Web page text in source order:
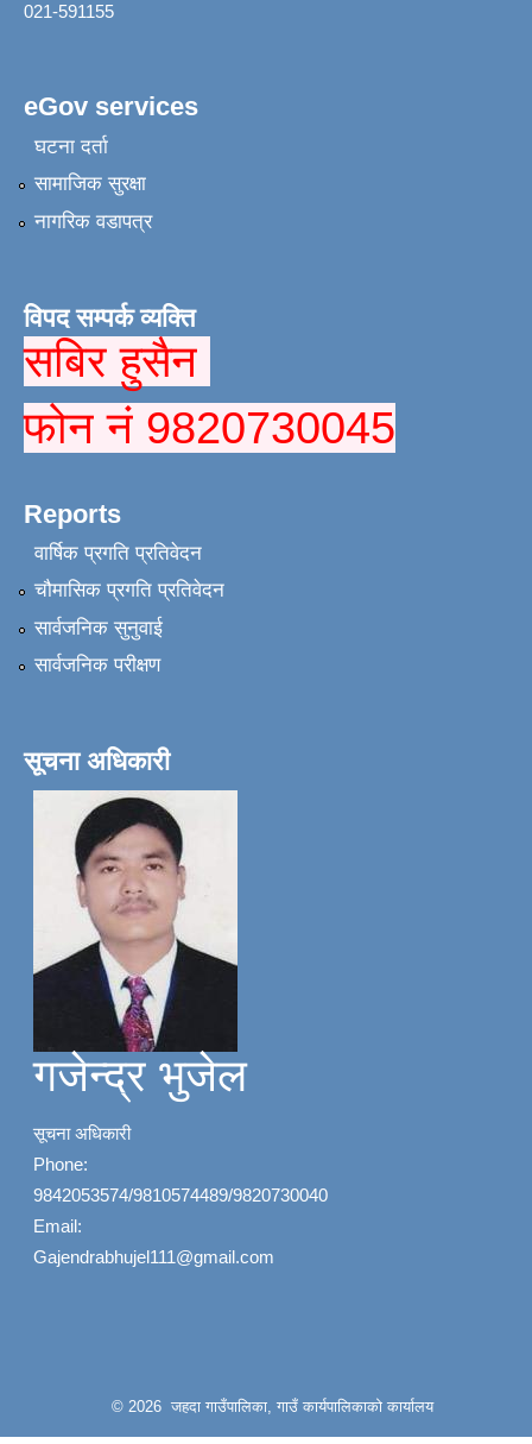
021-591155
eGov services
घटना दर्ता
सामाजिक सुरक्षा
नागरिक वडापत्र
विपद सम्पर्क व्यक्ति
सबिर हुसैन
फोन नं 9820730045
Reports
वार्षिक प्रगति प्रतिवेदन
चौमासिक प्रगति प्रतिवेदन
सार्वजनिक सुनुवाई
सार्वजनिक परीक्षण
सूचना अधिकारी
गजेन्द्र भुजेल
सूचना अधिकारी
Phone:
9842053574/9810574489/9820730040
Email:
Gajendrabhujel111@gmail.com
© 2026 जहदा गाउँपालिका, गाउँ कार्यपालिकाको कार्यालय